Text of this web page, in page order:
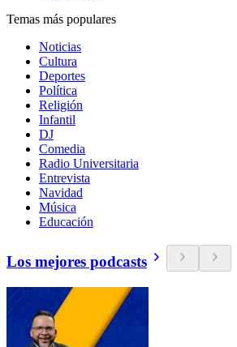
Temas más populares
Noticias
Cultura
Deportes
Política
Religión
Infantil
DJ
Comedia
Radio Universitaria
Entrevista
Navidad
Música
Educación
Los mejores podcasts